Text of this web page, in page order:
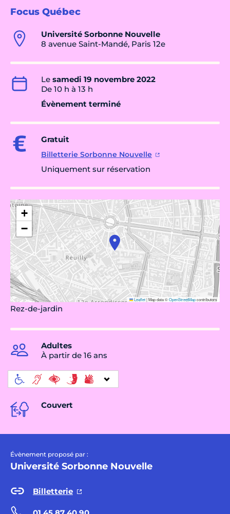
Focus Québec
Université Sorbonne Nouvelle
8 avenue Saint-Mandé, Paris 12e
Le samedi 19 novembre 2022
De 10 h à 13 h
Évènement terminé
Gratuit
Billetterie Sorbonne Nouvelle
Uniquement sur réservation
+
−
Leaflet|Map data ©OpenStreetMapcontributors
Rez-de-jardin
Adultes
À partir de 16 ans
Couvert
Évènement proposé par :
Université Sorbonne Nouvelle
Billetterie